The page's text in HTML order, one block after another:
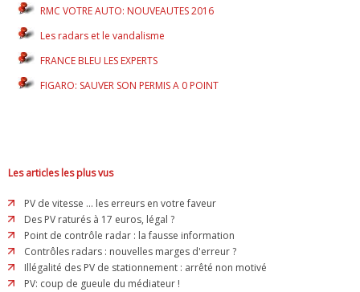
RMC VOTRE AUTO: NOUVEAUTES 2016
Les radars et le vandalisme
FRANCE BLEU LES EXPERTS
FIGARO: SAUVER SON PERMIS A 0 POINT
Les articles les plus vus
PV de vitesse ... les erreurs en votre faveur
Des PV raturés à 17 euros, légal ?
Point de contrôle radar : la fausse information
Contrôles radars : nouvelles marges d'erreur ?
Illégalité des PV de stationnement : arrêté non motivé
PV: coup de gueule du médiateur !